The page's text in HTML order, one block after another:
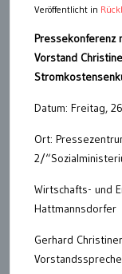
Veröffentlicht in
Pressekonferenz
Vorstand
Datum: Freitag,
Ort:
2/
Wirtschafts- und
Hattmannsdorfer
Gerhard